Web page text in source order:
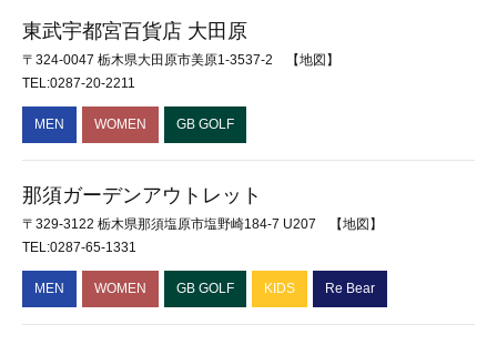
東武宇都宮百貨店 大田原
〒324-0047 栃木県大田原市美原1-3537-2
【地図】
TEL:0287-20-2211
MEN WOMEN GB GOLF
那須ガーデンアウトレット
〒329-3122 栃木県那須塩原市塩野崎184-7 U207
【地図】
TEL:0287-65-1331
MEN WOMEN GB GOLF KIDS Re Bear